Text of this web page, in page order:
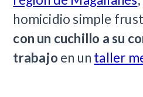
homicidio simple
con un cuchillo a su
trabajo en un taller